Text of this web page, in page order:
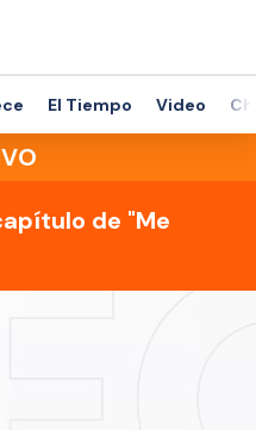
El Tiempo Video
de "Me